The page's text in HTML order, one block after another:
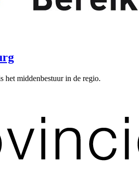
het middenbestuur in de regio.